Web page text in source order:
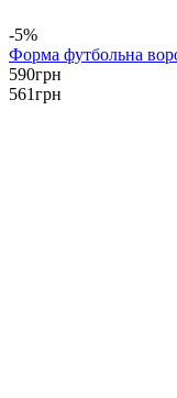
-5%
Форма футбольна
590грн
561грн